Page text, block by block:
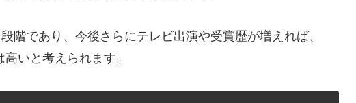
階であり、今後さらにテレビ出演や受賞歴が増えれば、
いと考えられます。